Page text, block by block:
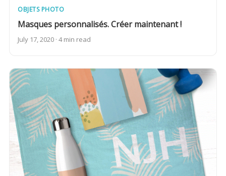
OBJETS PHOTO
Masques personnalisés. Créer maintenant !
July 17, 2020 · 4 min read